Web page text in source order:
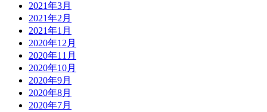
2021年3月
2021年2月
2021年1月
2020年12月
2020年11月
2020年10月
2020年9月
2020年8月
2020年7月